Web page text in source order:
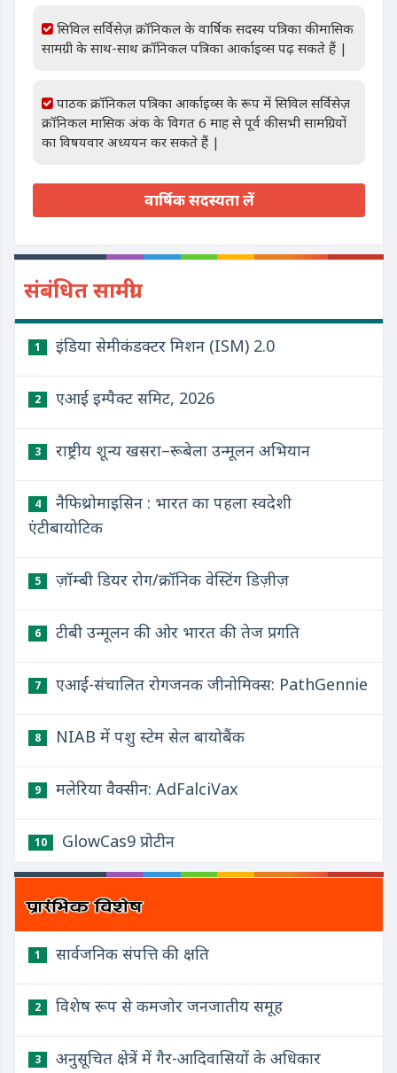
सिविल सर्विसेज़ क्रॉनिकल के वार्षिक सदस्य पत्रिका की मासिक
सामग्री के साथ-साथ क्रॉनिकल पत्रिका आर्काइव्स पढ़ सकते हैं |
पाठक क्रॉनिकल पत्रिका आर्काइव्स के रूप में सिविल सर्विसेज़
क्रॉनिकल मासिक अंक के विगत 6 माह से पूर्व की सभी सामग्रियों
का विषयवार अध्ययन कर सकते हैं |
वार्षिक सदस्यता लें
संबंधित सामग्री
1 इंडिया सेमीकंडक्टर मिशन (ISM) 2.0
2 एआई इम्पैक्ट समिट, 2026
3 राष्ट्रीय शून्य खसरा–रूबेला उन्मूलन अभियान
4
नैफिथ्रोमाइसिन : भारत का पहला स्वदेशी
एंटीबायोटिक
5 ज़ॉम्बी डियर रोग/क्रॉनिक वेस्टिंग डिज़ीज़
6 टीबी उन्मूलन की ओर भारत की तेज प्रगति
7 एआई-संचालित रोगजनक जीनोमिक्स: PathGennie
8 NIAB में पशु स्टेम सेल बायोबैंक
9 मलेरिया वैक्सीन: AdFalciVax
10 GlowCas9 प्रोटीन
1 सार्वजनिक संपत्ति की क्षति
2 विशेष रूप से कमजोर जनजातीय समूह
3 अनुसूचित क्षेत्रें में गैर-आदिवासियों के अधिकार